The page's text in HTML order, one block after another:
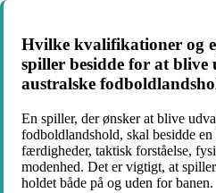
Hvilke kvalifikationer og
spiller besidde for at
australske
En spiller, der ønsker at blive
fodboldlandshold, skal besidde
færdigheder, taktisk forståelse,
modenhed. Det er vigtigt, at
holdet både på og uden for banen.